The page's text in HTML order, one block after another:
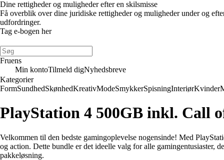
Dine rettigheder og muligheder efter en skilsmisse
Få overblik over dine juridiske rettigheder og muligheder under og
udfordringer.
Tag e-bogen her
Fruens
Min kontoTilmeld digNyhedsbreve
Kategorier
FormSundhedSkønhedKreativModeSmykkerSpisningInteriørKvinder
PlayStation 4 500GB inkl. Call
Velkommen til den bedste gamingoplevelse nogensinde! Med
og action. Dette bundle er det ideelle valg for alle gamingentusiaster,
pakkeløsning.